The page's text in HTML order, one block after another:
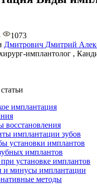
1073
Дмитрович Дмитрий
имплантолог ,
имплантация
восстановления
имплантации зубов
установки имплантов
имплантов
установке имплантов
минусы имплантации
методы